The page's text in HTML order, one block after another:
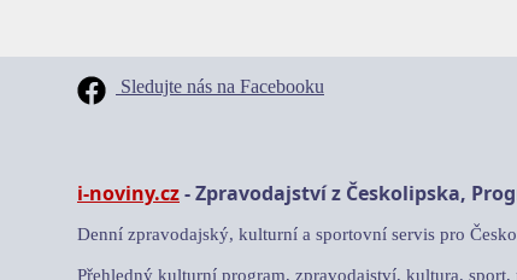
Sledujte nás na Facebooku
i-noviny.cz- Zpravodajství z Českolipska,
Denní zpravodajský, kulturní a sportovní servis pro
Přehledný kulturní program, zpravodajství, kultura, sport,